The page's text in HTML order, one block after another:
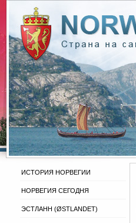
ИСТОРИЯ НОРВЕГИИ
НОРВЕГИЯ СЕГОДНЯ
ЭСТЛАНН (ØSTLANDET)